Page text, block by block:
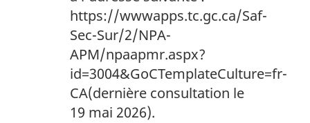
https://wwwapps.tc.gc.ca/Saf-
Sec-Sur/2/NPA-
APM/npaapmr.aspx?
id=3004&GoCTemplateCulture=fr-
CA(dernière consultation le
19 mai 2026).